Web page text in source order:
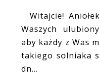
Witajcie!
Waszych
aby każdy z Was
takiego solniaka
dn...